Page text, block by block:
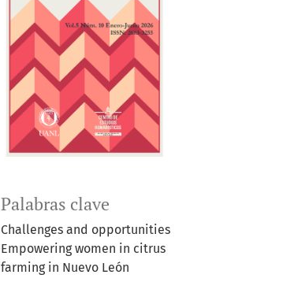
Palabras clave
Challenges and opportunities
Empowering women in citrus
farming in Nuevo León